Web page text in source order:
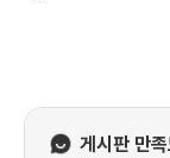
게시판 만